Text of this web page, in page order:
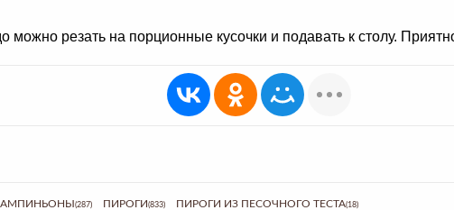
резать на порционные кусочки и подавать к столу.
(287) ПИРОГИ(833) ПИРОГИ ИЗ ПЕСОЧНОГО ТЕСТА(18)